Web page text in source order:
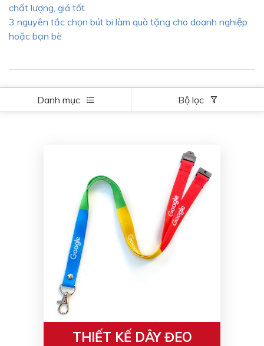
chất lượng, giá tốt
3 nguyên tắc chọn bút bi làm quà tặng cho doanh nghiệp
hoặc bạn bè
Danh mục Bộ lọc
THIẾT KẾ DÂY ĐEO